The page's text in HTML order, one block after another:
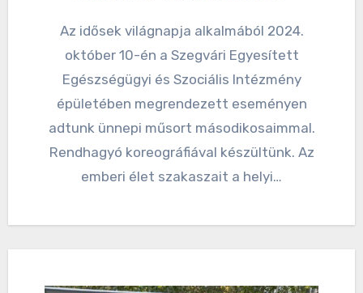
Az idősek világnapja alkalmából 2024.
október 10-én a Szegvári Egyesített
Egészségügyi és Szociális Intézmény
épületében megrendezett eseményen
adtunk ünnepi műsort másodikosaimmal.
Rendhagyó koreográfiával készültünk. Az
emberi élet szakaszait a helyi…